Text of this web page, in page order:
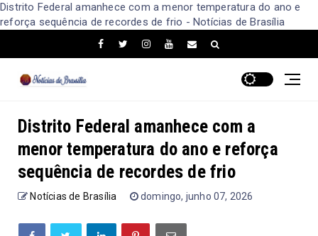
Distrito Federal amanhece com a menor temperatura do ano e
reforça sequência de recordes de frio - Notícias de Brasília
Distrito Federal amanhece com a
menor temperatura do ano e reforça
sequência de recordes de frio
Notícias de Brasília domingo, junho 07, 2026